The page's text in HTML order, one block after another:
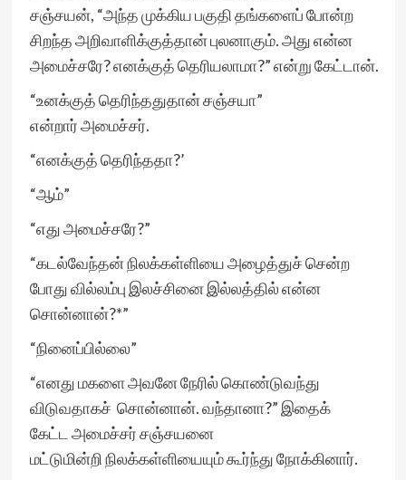
சஞ்சயன், “அந்த முக்கிய பகுதி தங்களைப் போன்ற
சிறந்த அறிவாளிக்குத்தான் புலனாகும். அது என்ன
அமைச்சரே? எனக்குத் தெரியலாமா?” என்று கேட்டான்.
“உனக்குத் தெரிந்ததுதான் சஞ்சயா”
என்றார் அமைச்சர்.
“எனக்குத் தெரிந்ததா?’
“ஆம்”
“எது அமைச்சரே?”
“கடல்வேந்தன் நிலக்கள்ளியை அழைத்துச் சென்ற
போது வில்லம்பு இலச்சினை இல்லத்தில் என்ன
சொன்னான்?*”
“நினைப்பில்லை”
“எனது மகளை அவனே நேரில் கொண்டுவந்து
விடுவதாகச் சொன்னான். வந்தானா?” இதைக்
கேட்ட அமைச்சர் சஞ்சயனை
மட்டுமின்றி நிலக்கள்ளியையும் கூர்ந்து நோக்கினார்.